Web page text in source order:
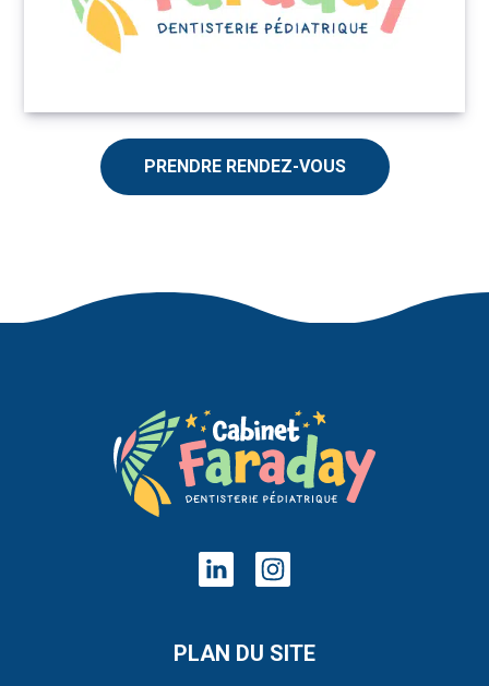
PRENDRE RENDEZ-VOUS
PLAN DU SITE